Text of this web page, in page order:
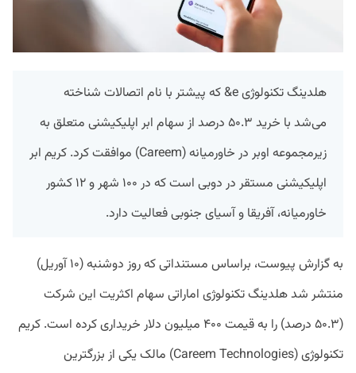
هلدینگ تکنولوژی e& که پیشتر با نام اتصالات شناخته
می‌شد با خرید ۵۰.۳ درصد از سهام ابر اپلیکیشنی متعلق به
زیرمجموعه اوبر در خاورمیانه (Careem) موافقت کرد. کریم ابر
اپلیکیشنی مستقر در دوبی است که در ۱۰۰ شهر و ۱۲ کشور
خاورمیانه‌، آفریقا و آسیای جنوبی فعالیت دارد.
به گزارش پیوست، براساس مستنداتی که روز دوشنبه (۱۰ آوریل)
منتشر شد هلدینگ تکنولوژی اماراتی سهام اکثریت این شرکت
(۵۰.۳ درصد) را به قیمت ۴۰۰ میلیون دلار خریداری کرده است. کریم
تکنولوژی (Careem Technologies) مالک یکی از بزرگترین